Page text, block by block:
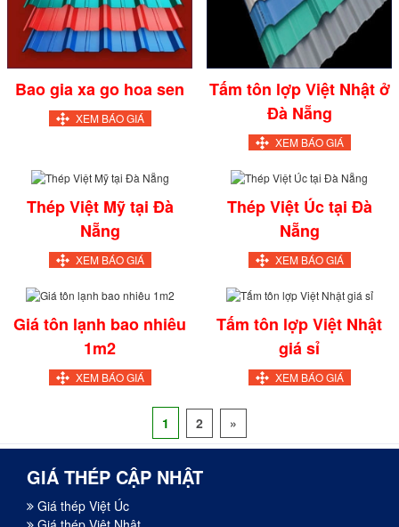
Bao gia xa go hoa sen
XEM BÁO GIÁ
Tấm tôn lợp Việt Nhật ở
Đà Nẵng
XEM BÁO GIÁ
Thép Việt Mỹ tại Đà
Nẵng
XEM BÁO GIÁ
Thép Việt Úc tại Đà
Nẵng
XEM BÁO GIÁ
Giá tôn lạnh bao nhiêu
1m2
XEM BÁO GIÁ
Tấm tôn lợp Việt Nhật
giá sỉ
XEM BÁO GIÁ
1 2 »
GIÁ THÉP CẬP NHẬT
Giá thép Việt Úc